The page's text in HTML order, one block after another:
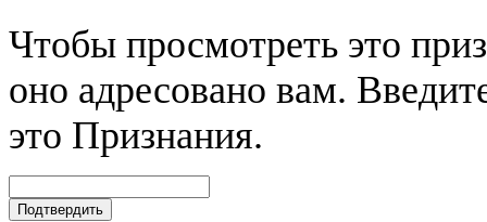
Чтобы просмотреть это
оно адресовано вам.
это Признания.